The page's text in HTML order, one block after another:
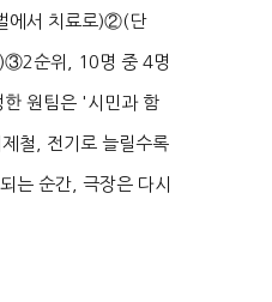
위 밖 ...
에서 치료로)②(단
병…여성...
순위, 10명 중 4명
'한 ...
한 원팀은 '시민과 함
철, 전기로 늘릴수록
...
는 순간, 극장은 다시